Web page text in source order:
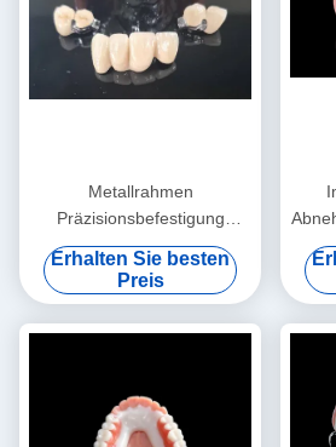
Metallrahmen
Präzisionsbefestigung
Überprothese Ausnehmbare
Zahnprothese
Erhalten Sie besten
Preis